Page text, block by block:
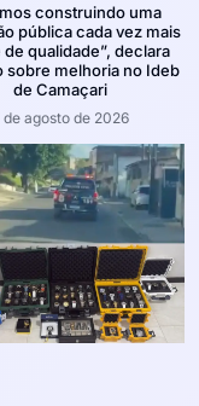
construindo uma
pública cada vez mais
qualidade”, declara
sobre melhoria no Ideb
de Camaçari
de agosto de 2026